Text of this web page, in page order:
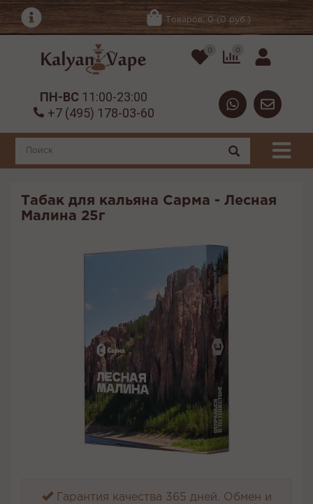
Товаров: 0 (0 руб.)
0 0
ПН-ВС 11:00-23:00
+7 (495) 178-03-60
Табак для кальяна Сарма - Лесная
Малина 25г
Гарантия качества 365 дней. Обмен и